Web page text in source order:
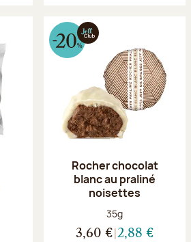
Rocher chocolat
blanc au praliné
noisettes
Poids net :
35g
3,60 € 2,88 €